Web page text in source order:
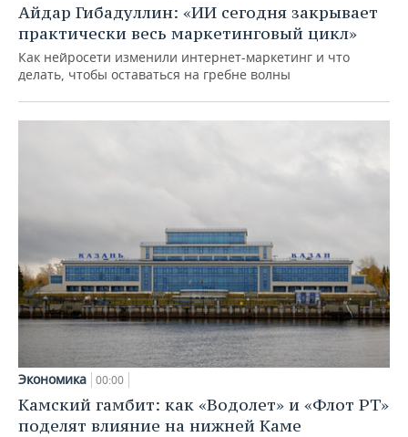
Айдар Гибадуллин: «ИИ сегодня закрывает
практически весь маркетинговый цикл»
Как нейросети изменили интернет-маркетинг и что
делать, чтобы оставаться на гребне волны
Экономика 00:00
Камский гамбит: как «Водолет» и «Флот РТ»
поделят влияние на нижней Каме